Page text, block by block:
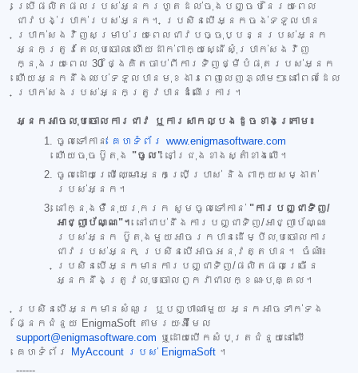
ប្រើផលិតផលរបស់អ្នករហូតដល់ចុងបញ្ចប់នៃរយៈពេល
ជាវបង់ប្រាក់របស់អ្នក។ ប្រសិនបើអ្នកចង់ទទួលបាន
ប្រាក់សងវិញសម្រាប់រយៈពេលជាវបច្ចុប្បន្នរបស់អ្នក
អ្នកត្រូវតែលុបចោល ហើយដាក់ពាក្យស្នើសុំប្រាក់សងវិញ
ក្នុងរយៈពេល 30 ថ្ងៃគិតចាប់ពីការទិញថ្មីបំផុតរបស់អ្នក
ហើយអ្នកនឹងឈប់ទទួលបានមុខងារពេញលេញភ្លាមៗ នៅពេលដែល
ប្រាក់សងរបស់អ្នកត្រូវបានដំណើរការ។
អ្នកអាចលុបចោលការជាវ ឬការសាកល្បងដូចខាងក្រោម៖
ចូលទៅកាន់ គេហទំព័រ www.enigmasoftware.com
ហើយចុចប៊ូតុង "ចូល" នៅជ្រុងខាងស្តាំខាងលើ។
ចូលដោយប្រើឈ្មោះអ្នកប្រើប្រាស់ និងពាក្យសម្ងាត់
របស់អ្នក។
នៅក្នុងម៉ឺនុយរុករក សូមចូលទៅកាន់ "ការបញ្ជាទិញ/
អាជ្ញាប័ណ្ណ"។ នៅជាប់នឹងការបញ្ជាទិញ/អាជ្ញាប័ណ្ណ
របស់អ្នក ប៊ូតុងមួយអាចរកបានដើម្បីលុបចោលការ
ជាវរបស់អ្នក ប្រសិនបើអាចអនុវត្តបាន។ ចំណាំ៖
ប្រសិនបើអ្នកមានការបញ្ជាទិញ/ផលិតផលច្រើន
អ្នកនឹងត្រូវលុបចោលពួកវាជាលក្ខណៈបុគ្គល។
ប្រសិនបើអ្នកមានសំណួរ ឬបញ្ហាណាមួយ អ្នកអាចទាក់ទង
ផ្នែកជំនួយ EnigmaSoft តាមរយៈអ៊ីមែល
support@enigmasoftware.com ឬដោយបើកសំបុត្រជំនួយនៅលើ
គេហទំព័រ
MyAccount របស់ EnigmaSoft ។
------